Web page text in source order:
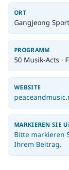
ORT
Gangjeong
PROGRAMM
50 Musik-Acts ·
WEBSITE
MARKIEREN SIE
Bitte markieren
Ihrem Beitrag.